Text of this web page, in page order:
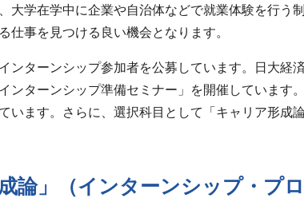
大学在学中に企業や自治体などで就業体験を行
仕事を見つける良い機会となります。
ンターンシップ参加者を公募しています。日大
ンターンシップ準備セミナー」を開催していま
います。さらに、選択科目として「キャリア形成
論」（インターンシップ・プロ